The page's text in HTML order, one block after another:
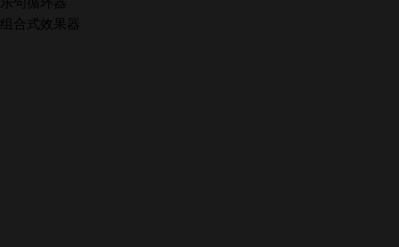
组合式效果器